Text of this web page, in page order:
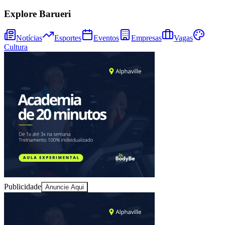
Explore Barueri
Notícias Esportes Eventos Empresas
Vagas
Cultura
Publicidade Anuncie Aqui